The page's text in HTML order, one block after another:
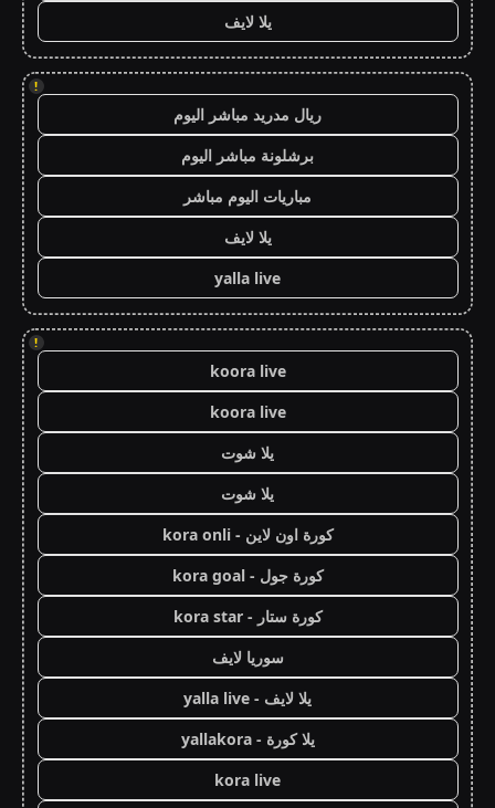
يلا لايف
!
ريال مدريد مباشر اليوم
برشلونة مباشر اليوم
مباريات اليوم مباشر
يلا لايف
yalla live
!
koora live
koora live
يلا شوت
يلا شوت
كورة اون لاين - kora onli
كورة جول - kora goal
كورة ستار - kora star
سوريا لايف
يلا لايف - yalla live
يلا كورة - yallakora
kora live